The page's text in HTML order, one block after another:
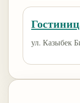
ул. Казыбек